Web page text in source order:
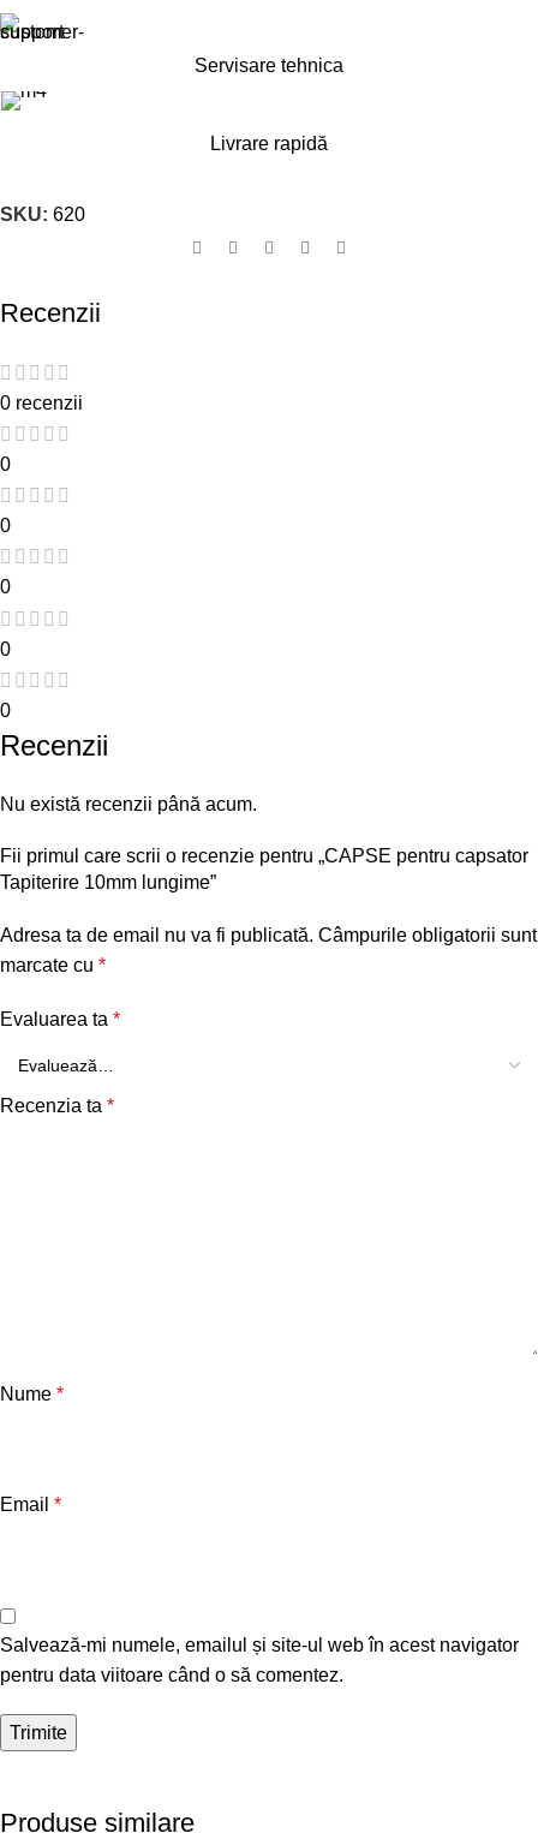
Servisare tehnica
Livrare rapidă
SKU: 620
Recenzii
0 recenzii
0
0
0
0
0
Recenzii
Nu există recenzii până acum.
Fii primul care scrii o recenzie pentru „CAPSE pentru capsator
Tapiterire 10mm lungime”
Adresa ta de email nu va fi publicată. Câmpurile obligatorii sunt
marcate cu *
Evaluarea ta *
Recenzia ta *
Nume *
Email *
Salvează-mi numele, emailul și site-ul web în acest navigator
pentru data viitoare când o să comentez.
Produse similare